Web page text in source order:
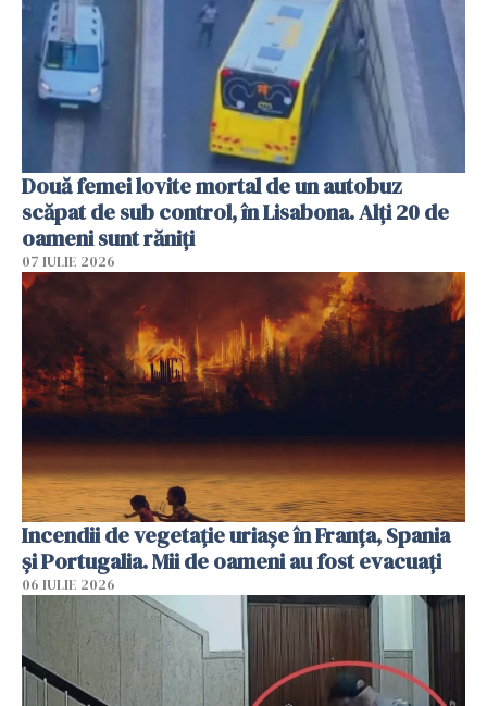
Două femei lovite mortal de un autobuz
scăpat de sub control, în Lisabona. Alți 20 de
oameni sunt răniți
07 IULIE 2026
Incendii de vegetație uriașe în Franța, Spania
și Portugalia. Mii de oameni au fost evacuați
06 IULIE 2026